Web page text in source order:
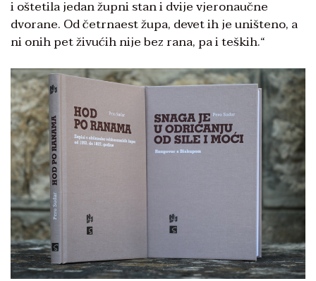
i oštetila jedan župni stan i dvije vjeronaučne
dvorane. Od četrnaest župa, devet ih je uništeno, a
ni onih pet živućih nije bez rana, pa i teških.“